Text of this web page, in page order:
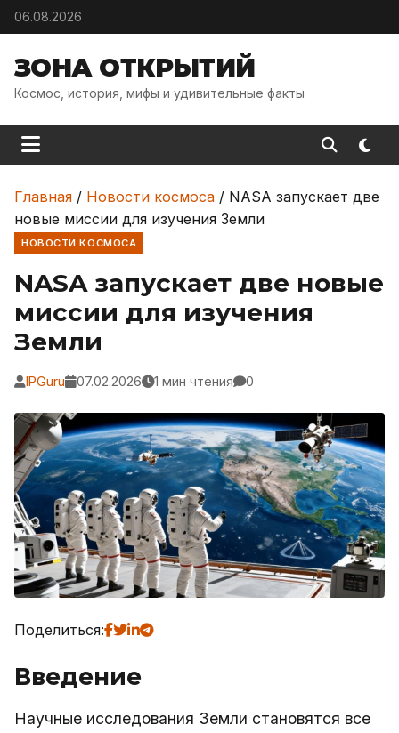
Skip to content
06.08.2026
ЗОНА ОТКРЫТИЙ
Космос, история, мифы и удивительные факты
Главная / Новости космоса / NASA запускает две
новые миссии для изучения Земли
НОВОСТИ КОСМОСА
NASA запускает две новые
миссии для изучения
Земли
IPGuru 07.02.2026 1 мин чтения 0
Поделиться:
Введение
Научные исследования Земли становятся все